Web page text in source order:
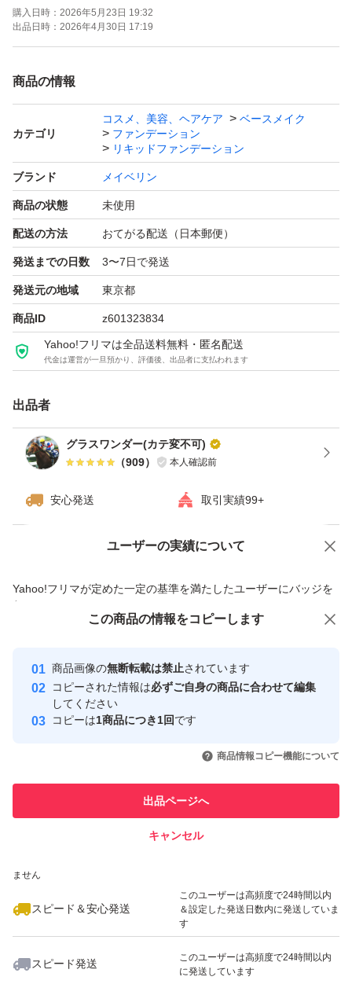
②ガラス商品以外は簡易梱包です。
素人検品ですので、どうしても見落とし等ある場合がござ
います。完璧を求める方はご遠慮ください(>_<)
③専用ページ等は一切しません。
出品されている商品でご検討下さい。
④正規品のみの取り扱い
ブランドの直営店や正式な代理店を通じて販売される、品
質と真正性が保証された商品です。購入元はメーカー公式
のオンラインストア、百貨店、またはブランド認定の正規
販売店（実店舗）です。
▼▼▼▼▼
【商品】
ョン N30です。
【特徴】
パッケージに「SUPER STAY」と「AIR LUMI MATTE」
の表記があります。N30のカラー表記があります。
よろしくお願いいたします。
購入日時： 2026年5月23日 19:32
出品日時： 2026年4月30日 17:19
商品の情報
カテゴリ
コスメ、美容、ヘアケア
ベースメイク
ファンデーション
リキッドファンデーション
ブランド メイベリン
商品の状態 未使用
配送の方法 おてがる配送（日本郵便）
発送までの日数 3〜7日で発送
発送元の地域 東京都
商品ID z601323834
Yahoo!フリマは全品送料無料・匿名配送
代金は運営が一旦預かり、評価後、出品者に支払われます
出品者
グラスワンダー(カテ変不可)
（909） 本人確認前
安心発送 取引実績99+
ユーザーの実績について
Yahoo!フリマが定めた一定の基準を満たしたユーザーにバッジを
付与しています
安心取引出品者
心・安全なユーザーです
取引実績
引を完了させた実績があります
での取引実績があります
ません
スピード＆安心発送
このユーザーは高頻度で24時間以内
＆設定した発送日数内に発送していま
す
スピード発送
このユーザーは高頻度で24時間以内
に発送しています
価格の相談 商品への質問
この商品の情報をコピーします
商品画像の無断転載は禁止されています
コピーされた情報は必ずご自身の商品に合わせて編集
してください
コピーは1商品につき1回です
商品情報コピー機能について
出品ページへ
キャンセル
この商品をみている人にオススメ
いいね！
1,790